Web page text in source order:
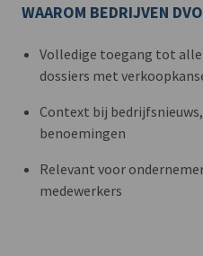
WAAROM BEDRIJVEN
Volledige toegang tot
dossiers met
Context bij
benoemingen
Relevant voor
medewerkers